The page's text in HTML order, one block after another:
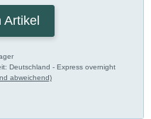
Artikel
Deutschland - Express overnight
abweichend)